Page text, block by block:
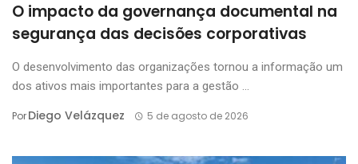
O impacto da governança documental na
segurança das decisões corporativas
O desenvolvimento das organizações tornou a informação um
dos ativos mais importantes para a gestão ...
PorDiego Velázquez 5 de agosto de 2026